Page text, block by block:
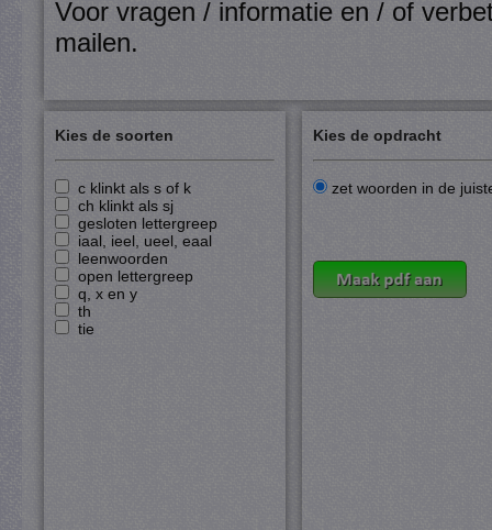
Voor vragen / informatie en / of
mailen.
Kies de soorten
c klinkt als s of k
ch klinkt als sj
gesloten lettergreep
iaal, ieel, ueel, eaal
leenwoorden
open lettergreep
q, x en y
th
tie
Kies de opdracht
zet woorden in de